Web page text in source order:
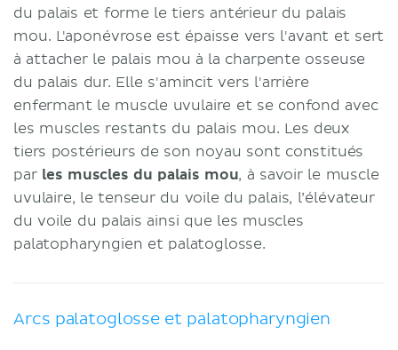
du palais et forme le tiers antérieur du palais
mou. L'aponévrose est épaisse vers l'avant et sert
à attacher le palais mou à la charpente osseuse
du palais dur. Elle s'amincit vers l'arrière
enfermant le muscle uvulaire et se confond avec
les muscles restants du palais mou. Les deux
tiers postérieurs de son noyau sont constitués
par les muscles du palais mou, à savoir le muscle
uvulaire, le tenseur du voile du palais, l’élévateur
du voile du palais ainsi que les muscles
palatopharyngien et palatoglosse.
Arcs palatoglosse et palatopharyngien